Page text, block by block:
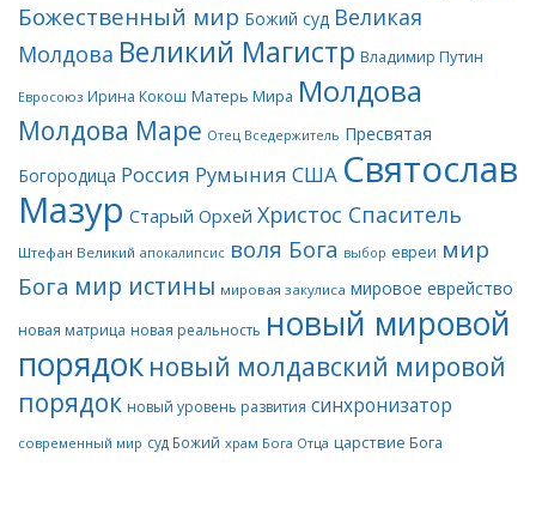
Божественный мир Божий суд Великая
Молдова Великий Магистр Владимир Путин
Евросоюз Ирина Кокош Матерь Мира Молдова
Молдова Маре Отец Вседержитель Пресвятая
Богородица Россия Румыния США Святослав
Мазур Старый Орхей Христос Спаситель
Штефан Великий апокалипсис воля Бога выбор евреи мир
Бога мир истины мировая закулиса мировое еврейство
новая матрица новая реальность новый мировой
порядок новый молдавский мировой
порядок новый уровень развития синхронизатор
современный мир суд Божий храм Бога Отца царствие Бога